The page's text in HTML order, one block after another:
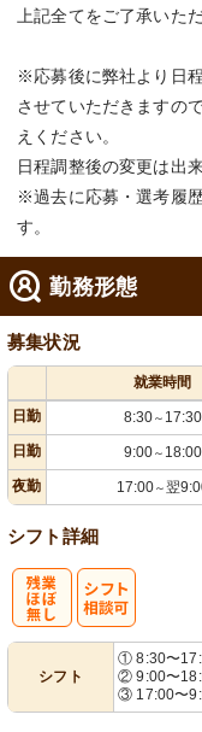
上記全てをご了承いた
※応募後に弊社より日
させていただきますの
えください。
日程調整後の変更は出
※過去に応募・選考履
す。
勤務形態
募集状況
就業時間
日勤
8:30～ 17:30
日勤 9:00～ 18:00
夜勤 17:00～翌
シフト詳細
シフト
① 8:30〜
② 9:00〜
③ 17:00〜